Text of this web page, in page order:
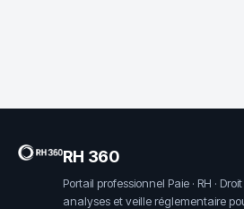
RH 360
Portail professionnel Paie · RH ·
analyses et veille réglementaire